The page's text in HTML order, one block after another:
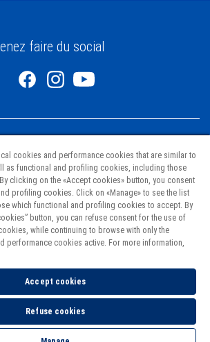
faire du social
Pâtes
Recettes
Nourrir l’avenir
Nous joindre
Politique de confidentialité
Cookies Policy
chaînes d'approvisionnement
cookies and performance cookies that are similar to
as functional and profiling cookies, including those
clicking on the «Accept cookies» button, you consent
profiling cookies. Click on «Manage» to see the list
which functional and profiling cookies to accept. By
button, you can refuse consent for the use of
while continuing to browse with only the
performance cookies active. For more information,
Accept cookies
Refuse cookies